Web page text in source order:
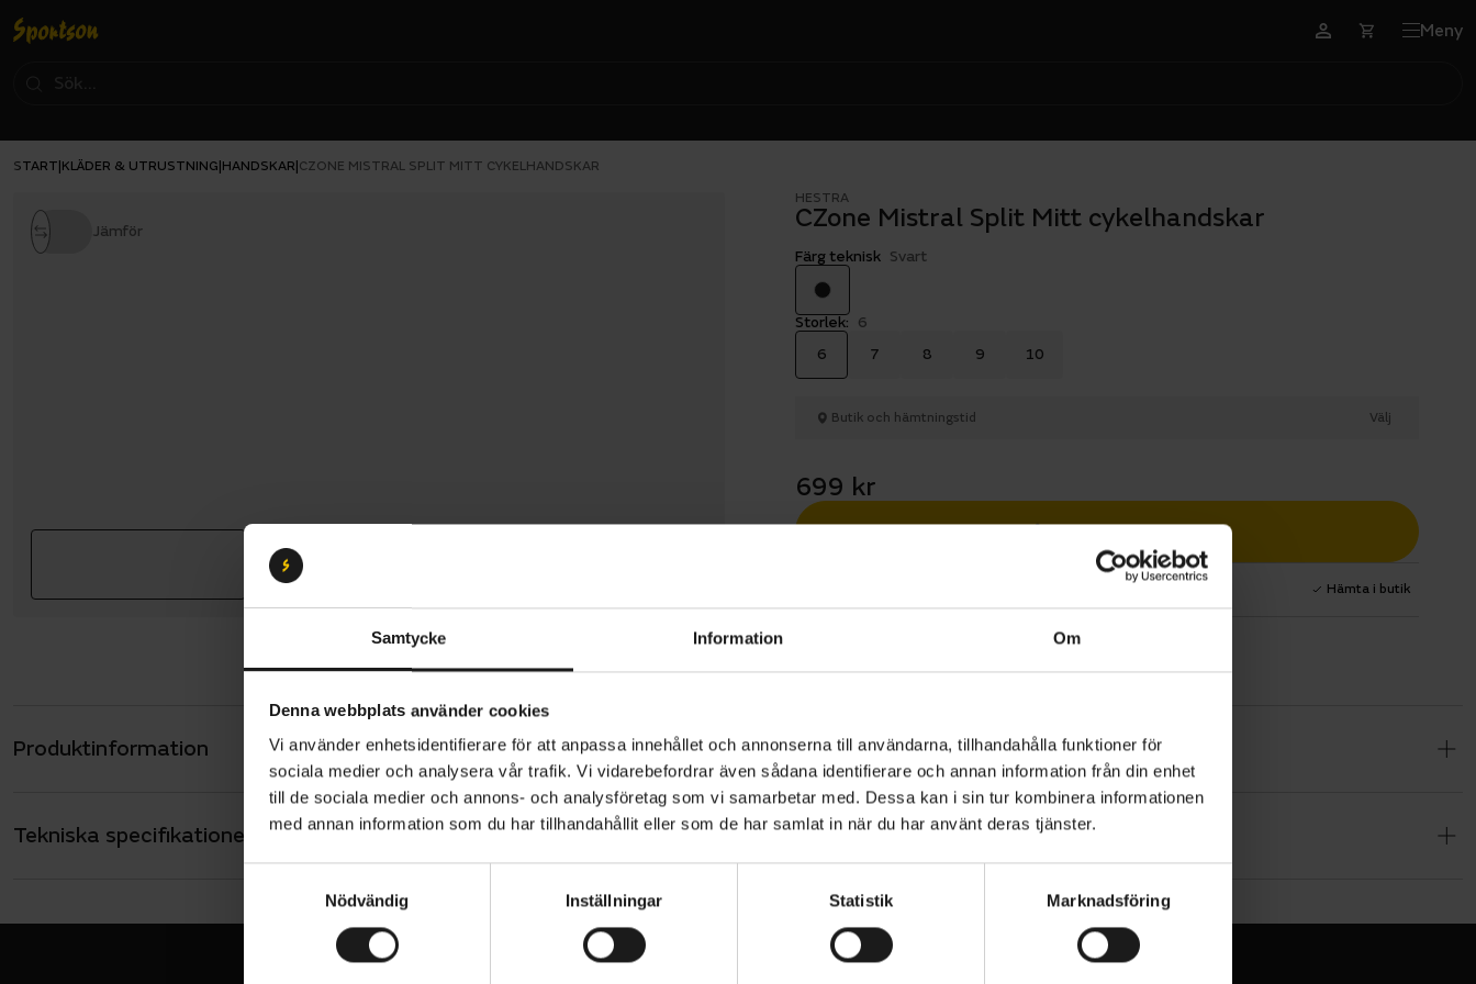
Samtycke Information Om
Denna webbplats använder cookies
Vi använder enhetsidentifierare för att anpassa innehållet och annonserna till användarna, tillhandahålla funktioner för
sociala medier och analysera vår trafik. Vi vidarebefordrar även sådana identifierare och annan information från din enhet
till de sociala medier och annons- och analysföretag som vi samarbetar med. Dessa kan i sin tur kombinera informationen
med annan information som du har tillhandahållit eller som de har samlat in när du har använt deras tjänster.
m
Nödvändig Inställningar Statistik Marknadsföring
Meny
START KLÄDER & UTRUSTNING HANDSKAR CZONE MISTRAL SPLIT MITT CYKELHANDSKAR
Jämför
HESTRA
CZone Mistral Split Mitt cykelhandskar
Färg teknisk Svart
Storlek: 6
6
7 8 9 10
Butik och hämtningstid Välj
699 kr
Lägg i varukorg
Hämta i butik
Produktinformation
Hestra CZone Mistral Split Mitt är en varm och vattentät cykelhandske isolerad
med Primaloft Gold för vintercykling. Trefingerdesignen ger extra värme
samtidigt som den behåller rörelsefriheten för enkel hantering av bromsar och
växlar. Handskarna är sydda i slitstarkt, smidigt material med ett vattentätt,
andningsbart membran som håller dina händer torra och bekväma i regn och
blötsnö.
Varma vintercykelhandskar
Tekniska specifikationer Allmänt
Polyamid